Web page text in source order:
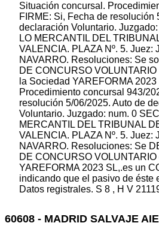
Situación concursal.
FIRME: Si, Fecha de resolución
declaración Voluntario.
LO MERCANTIL DEL
VALENCIA. PLAZA Nº. 5. Juez:
NAVARRO. Resoluciones: Se
DE CONCURSO
la Sociedad YAREFORMA
Procedimiento concursal 943/
resolución 5/06/2025. Auto de
Voluntario. Juzgado: num. 0
MERCANTIL DEL TRIBUNAL
VALENCIA. PLAZA Nº. 5. Juez:
NAVARRO. Resoluciones: Se
DE CONCURSO VOLUNTARIO
YAREFORMA 2023 SL,.es un
indicando que el pasivo de éste
Datos registrales. S 8 , H V
60608 - MADRID SALVAJE